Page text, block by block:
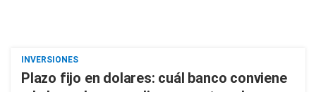
INVERSIONES
Plazo fijo en dolares: cuál banco conviene